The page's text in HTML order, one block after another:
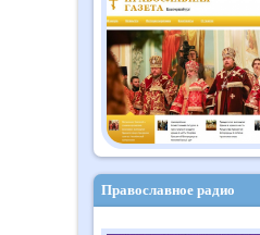
Православное радио